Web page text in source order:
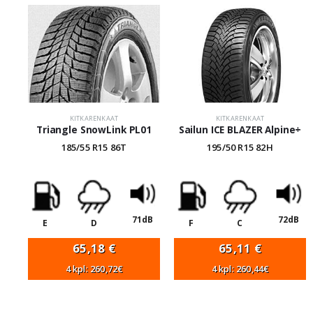
KITKARENKAAT
Triangle SnowLink PL01
185/55 R15 86T
E D 71dB
65,18 €
4 kpl: 260,72€
KITKARENKAAT
Sailun ICE BLAZER Alpine+
195/50 R15 82H
F C 72dB
65,11 €
4 kpl: 260,44€